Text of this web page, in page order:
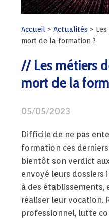
Accueil >Actualités >
mort de la formation ?
Les métiers
mort de la
05/05/2023
Difficile de ne pas
formation ces
bientôt son verdict
envoyé leurs dossiers
à des établissements,
réaliser leur vocation.
professionnel, lutte